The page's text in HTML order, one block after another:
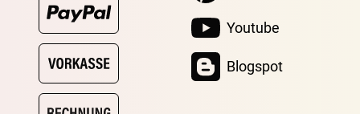
Youtube
Blogspot